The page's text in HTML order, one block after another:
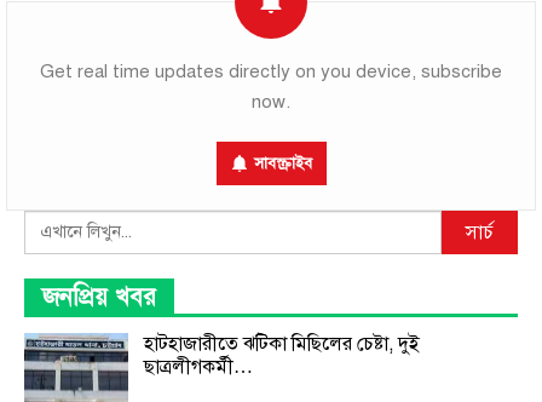
Get real time updates directly on you device, subscribe
now.
সাবস্ক্রাইব
Search সার্চ
জনপ্রিয় খবর
হাটহাজারীতে ঝটিকা মিছিলের চেষ্টা, দুই
ছাত্রলীগকর্মী…